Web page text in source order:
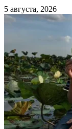
5 августа, 2026